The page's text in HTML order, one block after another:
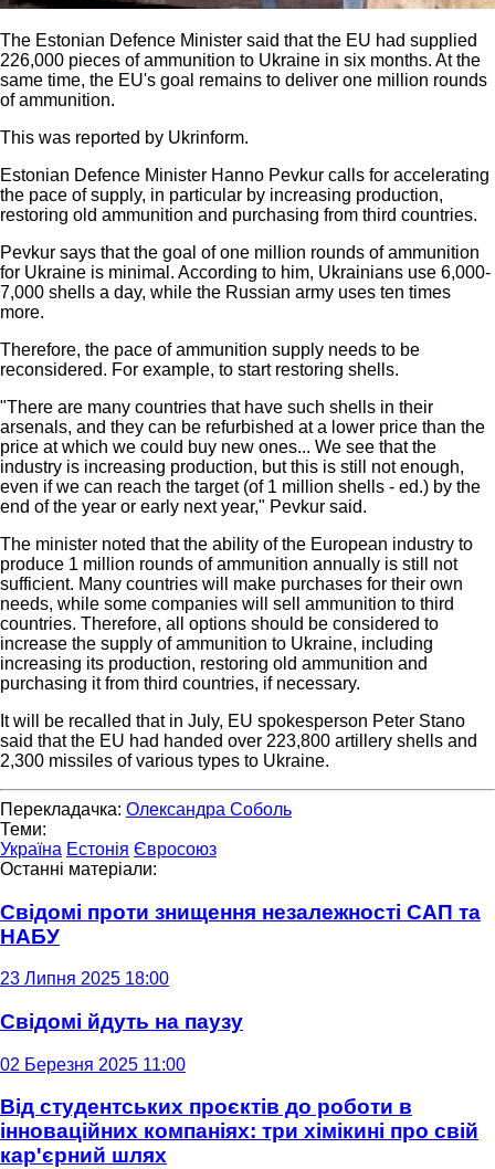
The Estonian Defence Minister said that the EU had supplied
226,000 pieces of ammunition to Ukraine in six months. At the
same time, the EU's goal remains to deliver one million rounds
of ammunition.
This was reported by Ukrinform.
Estonian Defence Minister Hanno Pevkur calls for accelerating
the pace of supply, in particular by increasing production,
restoring old ammunition and purchasing from third countries.
Pevkur says that the goal of one million rounds of ammunition
for Ukraine is minimal. According to him, Ukrainians use 6,000-
7,000 shells a day, while the Russian army uses ten times
more.
Therefore, the pace of ammunition supply needs to be
reconsidered. For example, to start restoring shells.
"There are many countries that have such shells in their
arsenals, and they can be refurbished at a lower price than the
price at which we could buy new ones... We see that the
industry is increasing production, but this is still not enough,
even if we can reach the target (of 1 million shells - ed.) by the
end of the year or early next year," Pevkur said.
The minister noted that the ability of the European industry to
produce 1 million rounds of ammunition annually is still not
sufficient. Many countries will make purchases for their own
needs, while some companies will sell ammunition to third
countries. Therefore, all options should be considered to
increase the supply of ammunition to Ukraine, including
increasing its production, restoring old ammunition and
purchasing it from third countries, if necessary.
It will be recalled that in July, EU spokesperson Peter Stano
said that the EU had handed over 223,800 artillery shells and
2,300 missiles of various types to Ukraine.
Перекладачка: Олександра Соболь
Теми:
Україна Естонія Євросоюз
Останні матеріали:
Свідомі проти знищення незалежності САП та
НАБУ
23 Липня 2025 18:00
Свідомі йдуть на паузу
02 Березня 2025 11:00
Від студентських проєктів до роботи в
інноваційних компаніях: три хімікині про свій
кар'єрний шлях